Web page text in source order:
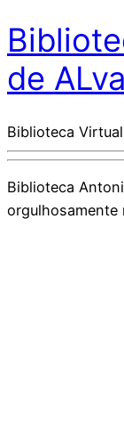
de
Biblioteca
Biblioteca
orgulhosamente